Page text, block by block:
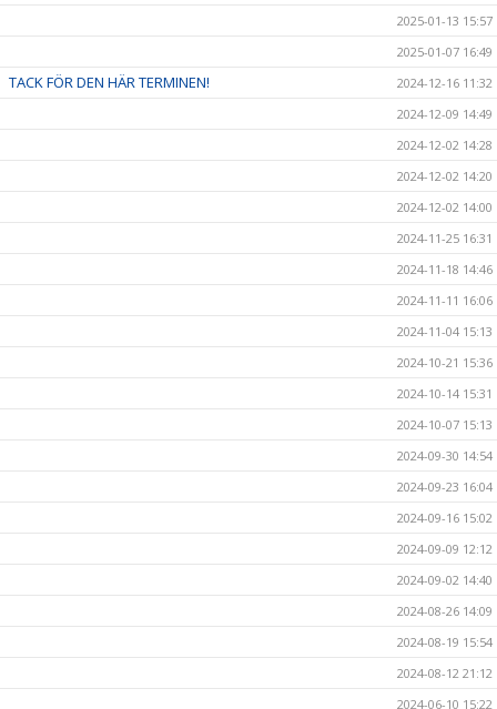
2025-01-13 15:57
2025-01-07 16:49
TACK FÖR DEN HÄR TERMINEN!
2024-12-16 11:32
2024-12-09 14:49
2024-12-02 14:28
2024-12-02 14:20
2024-12-02 14:00
2024-11-25 16:31
2024-11-18 14:46
2024-11-11 16:06
2024-11-04 15:13
2024-10-21 15:36
2024-10-14 15:31
2024-10-07 15:13
2024-09-30 14:54
2024-09-23 16:04
2024-09-16 15:02
2024-09-09 12:12
2024-09-02 14:40
2024-08-26 14:09
2024-08-19 15:54
2024-08-12 21:12
2024-06-10 15:22